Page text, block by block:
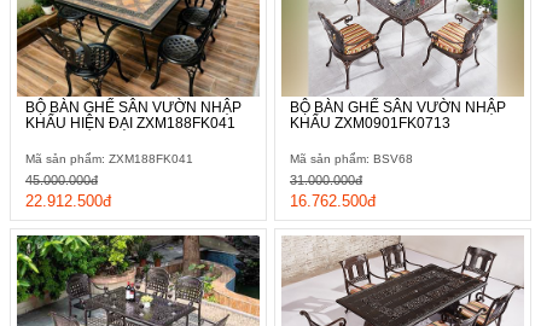
BỘ BÀN GHẾ SÂN VƯỜN NHẬP
KHẨU HIỆN ĐẠI ZXM188FK041
Mã sản phẩm: ZXM188FK041
22.912.500đ
45.000.000đ
BỘ BÀN GHẾ SÂN VƯỜN NHẬP
KHẨU ZXM0901FK0713
Mã sản phẩm: BSV68
16.762.500đ
31.000.000đ